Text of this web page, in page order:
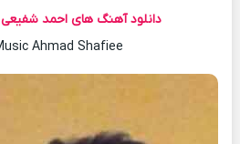
دانلود آهنگ های احمد شفیعی